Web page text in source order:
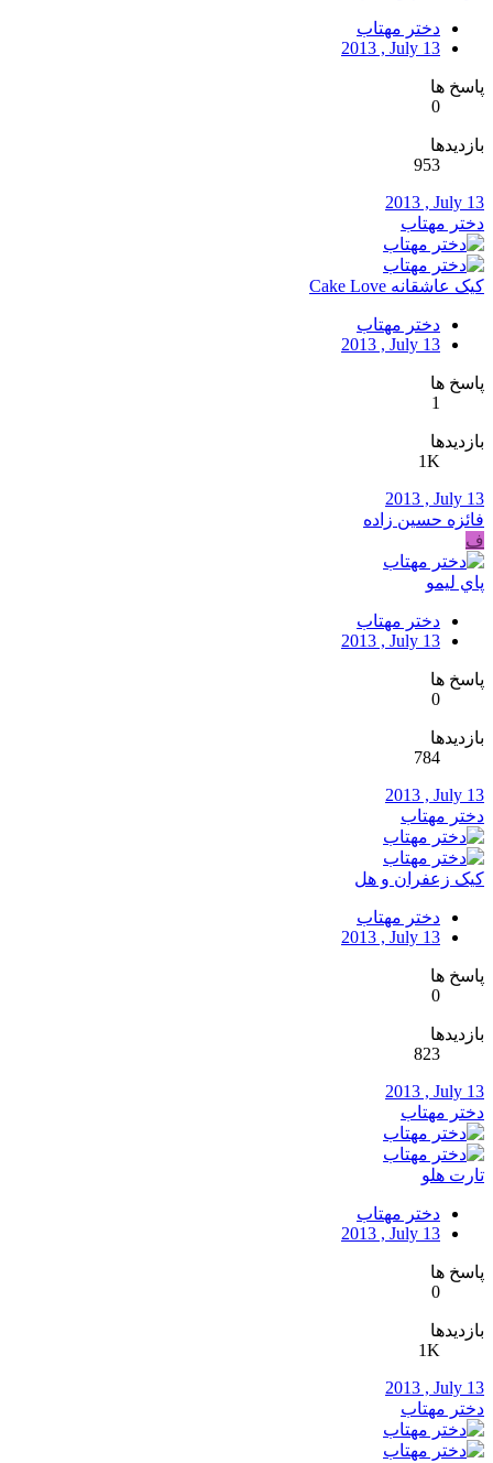
دختر مهتاب
2013 , July 13
پاسخ ها
0
بازدیدها
953
2013 , July 13
دختر مهتاب
کیک عاشقانه Cake Love
دختر مهتاب
2013 , July 13
پاسخ ها
1
بازدیدها
1K
2013 , July 13
فائزه حسین زاده
ف
پاي ليمو
دختر مهتاب
2013 , July 13
پاسخ ها
0
بازدیدها
784
2013 , July 13
دختر مهتاب
کیک زعفران و هل
دختر مهتاب
2013 , July 13
پاسخ ها
0
بازدیدها
823
2013 , July 13
دختر مهتاب
تارت هلو
دختر مهتاب
2013 , July 13
پاسخ ها
0
بازدیدها
1K
2013 , July 13
دختر مهتاب